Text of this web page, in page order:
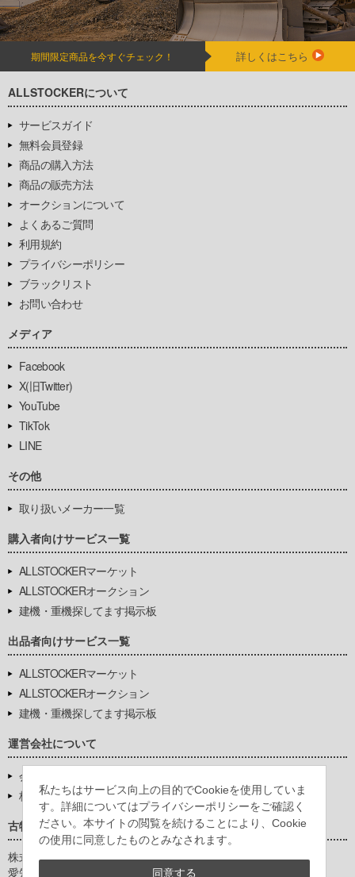
私たちはサービス向上の目的でCookieを使用していま
す。詳細についてはプライバシーポリシーをご確認く
ださい。本サイトの閲覧を続けることにより、Cookie
の使用に同意したものとみなされます。
同意する
期間限定商品を今すぐチェック！ 詳しくはこちら
ALLSTOCKERについて
サービスガイド
無料会員登録
商品の購入方法
商品の販売方法
オークションについて
よくあるご質問
利用規約
プライバシーポリシー
ブラックリスト
お問い合わせ
メディア
Facebook
X(旧Twitter)
YouTube
TikTok
LINE
その他
取り扱いメーカー一覧
購入者向けサービス一覧
ALLSTOCKERマーケット
ALLSTOCKERオークション
建機・重機探してます掲示板
出品者向けサービス一覧
ALLSTOCKERマーケット
ALLSTOCKERオークション
建機・重機探してます掲示板
運営会社について
会社基本情報
株式会社豊環境開発
古物営業法に基づく表示
株式会社豊環境開発
愛知県公安委員会